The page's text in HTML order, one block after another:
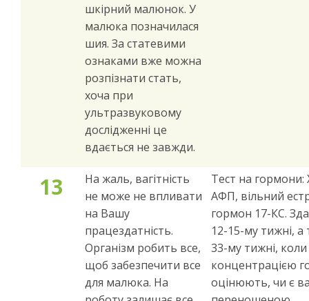
шкірний малюнок. У
малюка позначилася
шия. За статевими
ознаками вже можна
розпізнати стать,
хоча при
ультразвуковому
дослідженні це
вдається не завжди.
13
На жаль, вагітність
не може не впливати
на Вашу
працездатність.
Організм робить все,
щоб забезпечити все
для малюка. На
Тест на гормони:
АФП, вільний
гормон 17-КС.
12-15-му тижні, а
33-му тижні, коли
концентрацією
оцінюють, чи є